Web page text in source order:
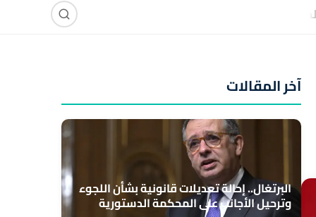
صوت وصورة
آخر المقالات
البرتغال.. إحالة تعديلات قانونية بشأن اللجوء
وترحيل الأجانب على المحكمة الدستورية